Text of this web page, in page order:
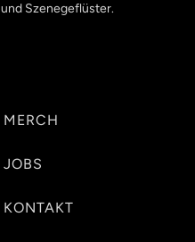
Szenegeflüster.
MERCH
JOBS
KONTAKT